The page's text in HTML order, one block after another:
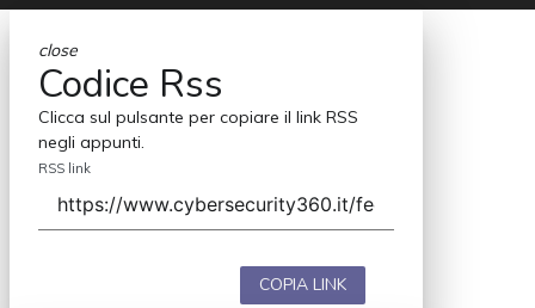
close
Codice Rss
Clicca sul pulsante per copiare il link RSS
negli appunti.
RSS link
COPIA LINK